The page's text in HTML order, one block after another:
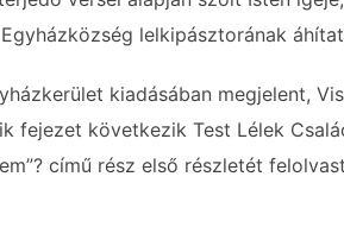
lelkipásztorának
kiadásában megjelent,
fejezet következik Test Lélek
című rész első részletét